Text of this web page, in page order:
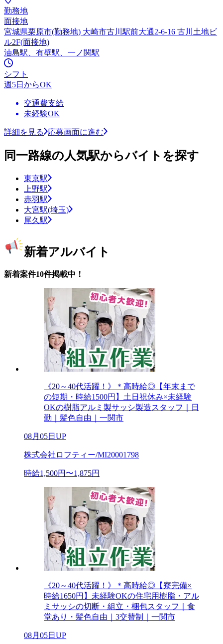
勤務地
面接地
宮城県栗原市(勤務地) 大崎市古川駅前大通2-6-16 古川土地ビ
ル2F(面接地)
油島駅、有壁駅、一ノ関駅
シフト
週5日からOK
交通費支給
未経験OK
詳細を見る 応募画面に進む
同一路線の人気駅からバイトを探す
東京駅
上野駅
赤羽駅
大宮駅(埼玉)
尾久駅
新着アルバイト
新着案件10件掲載中！
《20～40代活躍！》＊高時給◎【年末まで
の短期・時給1500円】土日祝休み×未経験
OKの樹脂アルミ製サッシ製造スタッフ｜日
勤｜髪色自由｜一関市
08月05日UP
株式会社ロフティー/MI20001798
時給1,500円〜1,875円
《20～40代活躍！》＊高時給◎【寮完備×
時給1650円】未経験OKの住宅用樹脂・アル
ミサッシの切断・組立・梱包スタッフ｜食
堂あり・髪色自由｜3交替制｜一関市
08月05日UP